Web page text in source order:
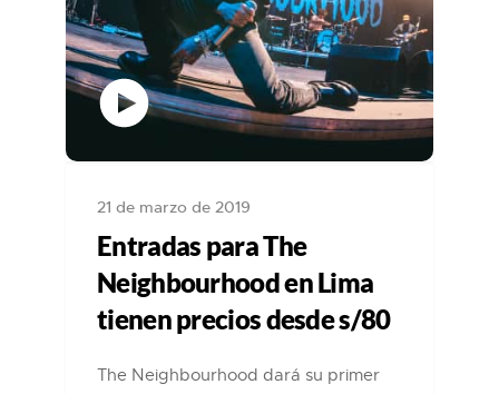
21 de marzo de 2019
Entradas para The
Neighbourhood en Lima
tienen precios desde s/80
The Neighbourhood dará su primer